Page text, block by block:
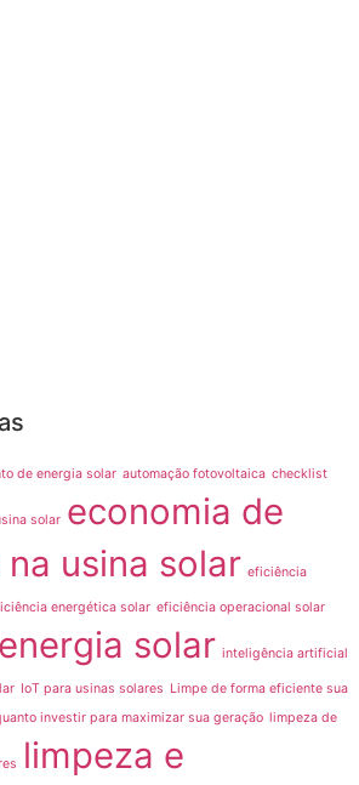
de energia solar automação fotovoltaica checklist
solar economia de
na usina solar eficiência
energética solar eficiência operacional solar
solar inteligência artificial
IoT para usinas solares Limpe de forma eficiente sua
investir para maximizar sua geração limpeza de
limpeza e